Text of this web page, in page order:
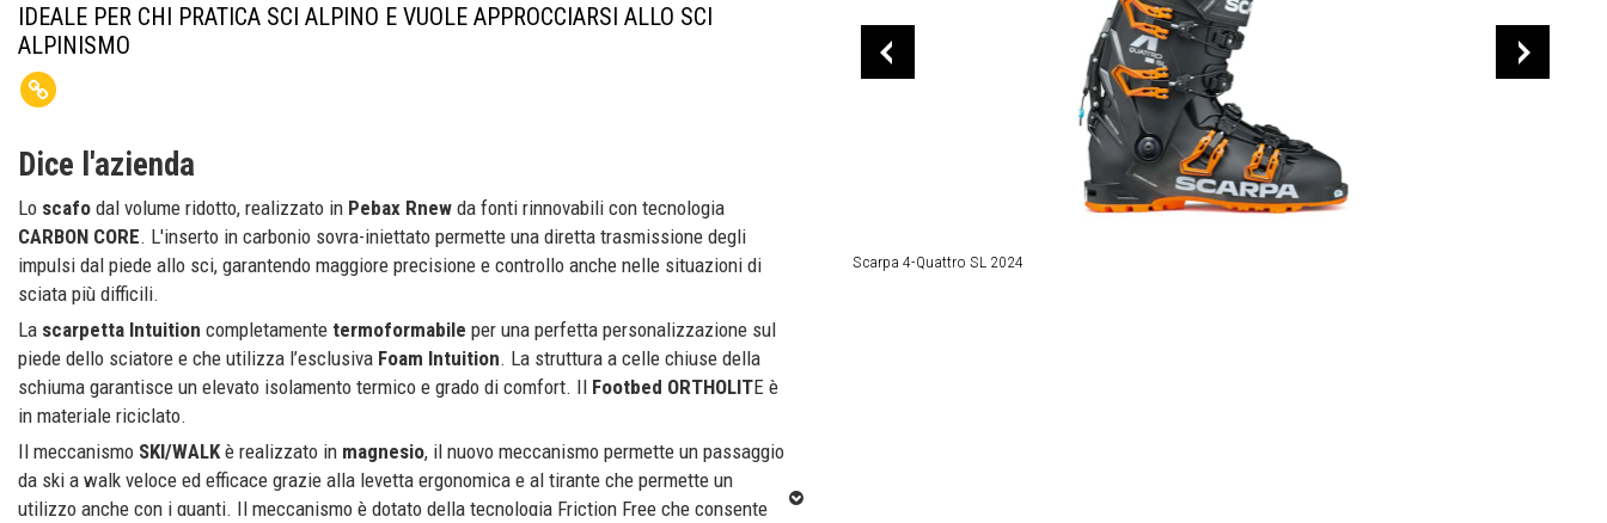
Scarpa 4-Quattro SL 2024
IDEALE PER CHI PRATICA SCI ALPINO E VUOLE APPROCCIARSI ALLO SCI
ALPINISMO
Dice l'azienda
Lo scafo dal volume ridotto, realizzato in Pebax Rnew da fonti rinnovabili con tecnologia
CARBON CORE. L'inserto in carbonio sovra-iniettato permette una diretta trasmissione degli
impulsi dal piede allo sci, garantendo maggiore precisione e controllo anche nelle situazioni di
sciata più difficili.
La scarpetta Intuition completamente termoformabile per una perfetta personalizzazione sul
piede dello sciatore e che utilizza l’esclusiva Foam Intuition. La struttura a celle chiuse della
schiuma garantisce un elevato isolamento termico e grado di comfort. Il Footbed ORTHOLITE è
in materiale riciclato.
Il meccanismo SKI/WALKè realizzato in magnesio, il nuovo meccanismo permette un passaggio
da ski a walk veloce ed efficace grazie alla levetta ergonomica e al tirante che permette un
utilizzo anche con i guanti. Il meccanismo è dotato della tecnologia Friction Free che consente